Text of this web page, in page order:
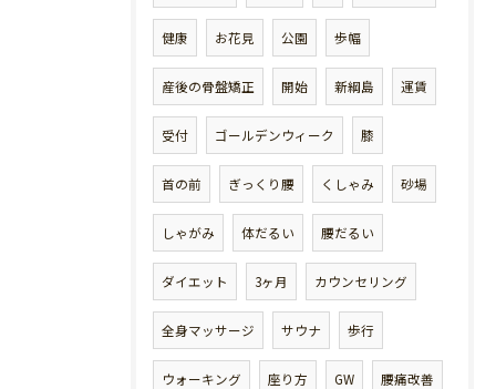
健康 お花見 公園 歩幅
産後の骨盤矯正 開始 新綱島 運賃
受付 ゴールデンウィーク 膝
首の前 ぎっくり腰 くしゃみ 砂場
しゃがみ 体だるい 腰だるい
ダイエット 3ヶ月 カウンセリング
全身マッサージ サウナ 歩行
ウォーキング 座り方 GW 腰痛改善